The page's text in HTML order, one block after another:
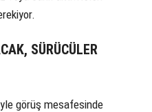
SÜRÜCÜLER
görüş mesafesinde